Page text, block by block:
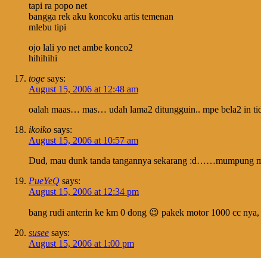
tapi ra popo net
bangga rek aku koncoku artis temenan
mlebu tipi
ojo lali yo net ambe konco2
hihihihi
toge says:
August 15, 2006 at 12:48 am
oalah maas… mas… udah lama2 ditungguin.. mpe bela2 in
ikoiko says:
August 15, 2006 at 10:57 am
Dud, mau dunk tanda tangannya sekarang :d……mumpung
PueYeQ says:
August 15, 2006 at 12:34 pm
bang rudi anterin ke km 0 dong 😉 pakek motor 1000 cc
susee says:
August 15, 2006 at 1:00 pm